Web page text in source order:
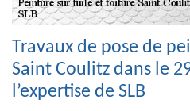
Travaux de pose de
Saint Coulitz dans le
l’expertise de SLB